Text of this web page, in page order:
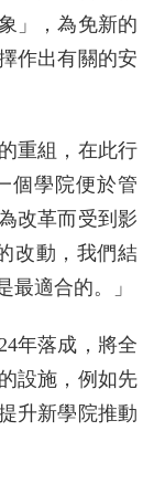
」，為免新的
作出有關的安
重組，在此行
個學院便於管
改革而受到影
改動，我們結
適合的。」
年落成，將全
設施，例如先
升新學院推動